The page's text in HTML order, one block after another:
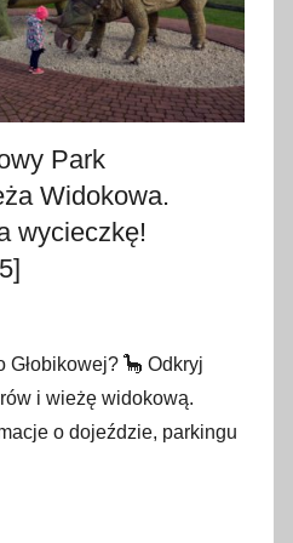
Park
Widokowa.
wycieczkę!
🦕 Odkryj
i wieżę widokową.
o dojeździe, parkingu